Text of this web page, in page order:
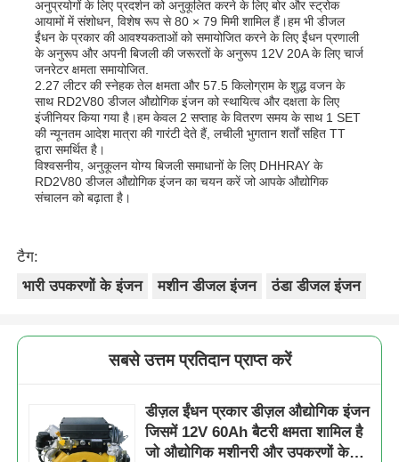
अनुप्रयोगों के लिए प्रदर्शन को अनुकूलित करने के लिए बोर और स्ट्रोक
आयामों में संशोधन, विशेष रूप से 80 × 79 मिमी शामिल हैं।हम भी डीजल
ईंधन के प्रकार की आवश्यकताओं को समायोजित करने के लिए ईंधन प्रणाली
के अनुरूप और अपनी बिजली की जरूरतों के अनुरूप 12V 20A के लिए चार्ज
जनरेटर क्षमता समायोजित.
2.27 लीटर की स्नेहक तेल क्षमता और 57.5 किलोग्राम के शुद्ध वजन के
साथ RD2V80 डीजल औद्योगिक इंजन को स्थायित्व और दक्षता के लिए
इंजीनियर किया गया है।हम केवल 2 सप्ताह के वितरण समय के साथ 1 SET
की न्यूनतम आदेश मात्रा की गारंटी देते हैं, लचीली भुगतान शर्तों सहित TT
द्वारा समर्थित है।
विश्वसनीय, अनुकूलन योग्य बिजली समाधानों के लिए DHHRAY के
RD2V80 डीजल औद्योगिक इंजन का चयन करें जो आपके औद्योगिक
संचालन को बढ़ाता है।
टैग:
भारी उपकरणों के इंजन
मशीन डीजल इंजन ठंडा डीजल इंजन
सबसे उत्तम प्रतिदान प्राप्त करें
डीज़ल ईंधन प्रकार डीज़ल औद्योगिक इंजन
जिसमें 12V 60Ah बैटरी क्षमता शामिल है
जो औद्योगिक मशीनरी और उपकरणों के